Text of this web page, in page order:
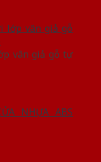
vân giả gỗ tự
NHỰA ABS